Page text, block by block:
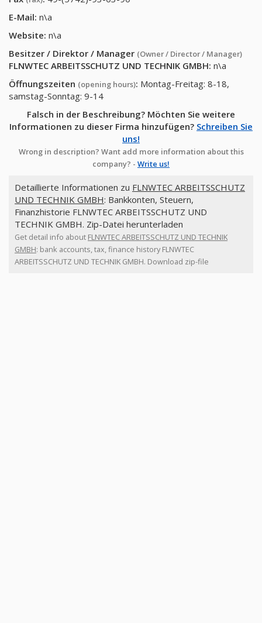
E-Mail: n\a
Website: n\a
Besitzer / Direktor / Manager (Owner / Director / Manager)
FLNWTEC ARBEITSSCHUTZ UND TECHNIK GMBH: n\a
Öffnungszeiten (opening hours): Montag-Freitag: 8-18,
samstag-Sonntag: 9-14
Falsch in der Beschreibung? Möchten Sie weitere
Informationen zu dieser Firma hinzufügen? Schreiben Sie
uns!
Wrong in description? Want add more information about this
company? - Write us!
Detaillierte Informationen zu FLNWTEC ARBEITSSCHUTZ
UND TECHNIK GMBH: Bankkonten, Steuern,
Finanzhistorie FLNWTEC ARBEITSSCHUTZ UND
TECHNIK GMBH. Zip-Datei herunterladen
Get detail info about FLNWTEC ARBEITSSCHUTZ UND TECHNIK
GMBH: bank accounts, tax, finance history FLNWTEC
ARBEITSSCHUTZ UND TECHNIK GMBH. Download zip-file